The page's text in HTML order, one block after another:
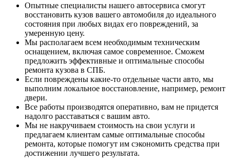
Опытные специалисты нашего автосервиса смогут
восстановить кузов вашего автомобиля до идеального
состояния при любых видах его повреждений, за
умеренную цену.
Мы располагаем всем необходимым техническим
оснащением, включая самое современное. Сможем
предложить эффективные и оптимальные способы
ремонта кузова в СПБ.
Если повреждены какие-то отдельные части авто, мы
выполним локальное восстановление, например, ремонт
двери.
Все работы производятся оперативно, вам не придется
надолго расставаться с вашим авто.
Мы не накручиваем стоимость на свои услуги и
предлагаем клиентам самые оптимальные способы
ремонта, которые помогут им сэкономить средства при
достижении лучшего результата.